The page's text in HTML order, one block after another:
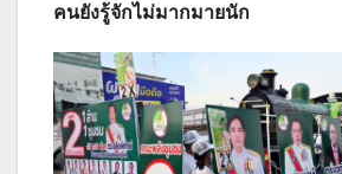
คนยังรู้จักไม่มากมายนัก